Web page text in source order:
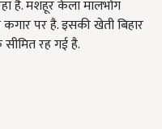
है. मशहूर केला मालभोग
पर है. इसकी खेती बिहार
रह गई है.